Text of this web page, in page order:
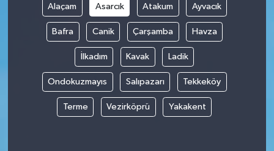
Alaçam Asarcık Atakum Ayvacık
Bafra Canik Çarşamba Havza
İlkadım Kavak Ladik
Ondokuzmayıs Salıpazarı Tekkeköy
Terme Vezirköprü Yakakent